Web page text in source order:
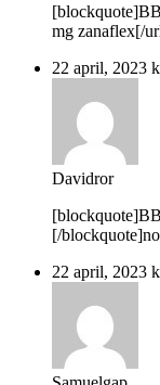
mg zanaflex[/
22 april, 2023
Davidror
[/
22 april, 2023